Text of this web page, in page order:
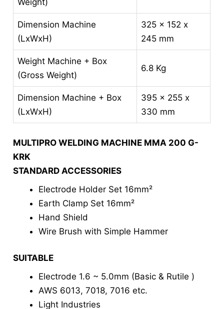
Dimension Machine
(LxWxH)
325 x 152 x
245 mm
Weight Machine + Box
(Gross Weight)
6.8 Kg
Dimension Machine + Box
(LxWxH)
395 x 255 x
330 mm
MULTIPRO WELDING MACHINE MMA 200 G-
KRK
STANDARD ACCESSORIES
Electrode Holder Set 16mm²
Earth Clamp Set 16mm²
Hand Shield
Wire Brush with Simple Hammer
SUITABLE
Electrode 1.6 ~ 5.0mm (Basic & Rutile )
AWS 6013, 7018, 7016 etc.
Light Industries